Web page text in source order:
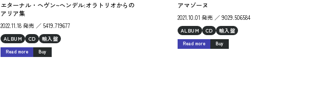
エターナル・ヘヴン~ヘンデル:オラトリオからの
アリア集
2022.11.18 発売 ／ 5419.719677
ALBUM CD 輸入盤
Read more Buy
アマゾーヌ
2021.10.01 発売 ／ 9029.506584
ALBUM CD 輸入盤
Read more Buy